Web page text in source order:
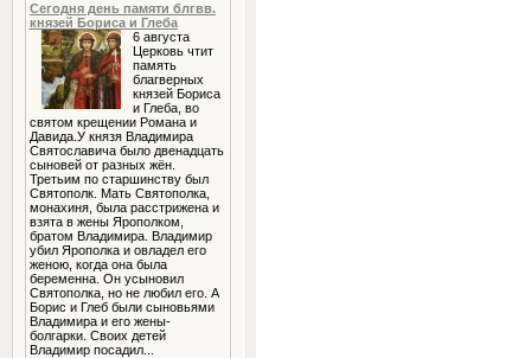
Сегодня день памяти блгвв.
князей Бориса и Глеба
6 августа
Церковь чтит
память
благверных
князей Бориса
и Глеба, во
святом крещении Романа и
Давида.У князя Владимира
Святославича было двенадцать
сыновей от разных жён.
Третьим по старшинству был
Святополк. Мать Святополка,
монахиня, была расстрижена и
взята в жены Ярополком,
братом Владимира. Владимир
убил Ярополка и овладел его
женою, когда она была
беременна. Он усыновил
Святополка, но не любил его. А
Борис и Глеб были сыновьями
Владимира и его жены-
болгарки. Своих детей
Владимир посадил...